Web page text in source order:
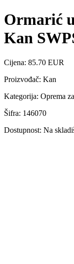
Ormarić
Kan
Cijena: 85.70 EUR
Proizvođač: Kan
Kategorija: Oprema
Šifra: 146070
Dostupnost: Na